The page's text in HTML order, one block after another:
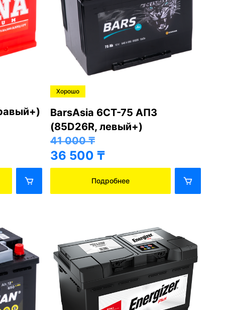
Хорошо
BarsAsia 6СТ-75 АПЗ
(85D26R, левый+)
41 000₸
36 500 ₸
Подробнее